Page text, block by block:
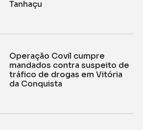
Tanhaçu
Operação Covil cumpre
mandados contra suspeito de
tráfico de drogas em Vitória
da Conquista